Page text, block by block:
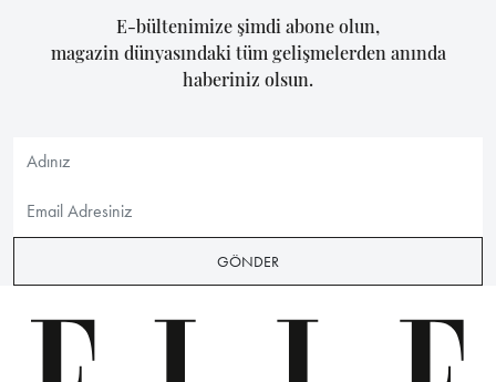
E-bültenimize şimdi abone olun,
magazin dünyasındaki tüm gelişmelerden anında
haberiniz olsun.
GÖNDER